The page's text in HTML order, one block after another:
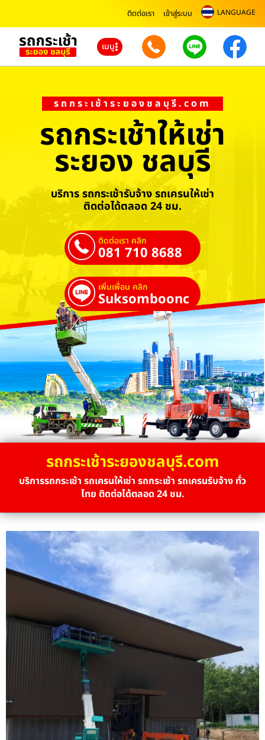
ติดต่อเรา เข้าสู่ระบบ LANGUAGE
เมนู
รถกระเช้าระยองชลบุรี.com
รถกระเช้าให้เช่า
ระยอง ชลบุรี
บริการ รถกระเช้ารับจ้าง รถเครนให้เช่า
ติดต่อได้ตลอด 24 ชม.
ติดต่อเรา คลิก
081 710 8688
เพิ่มเพื่อน คลิก
Suksombooncrane
รถกระเช้าระยองชลบุรี.com
บริการรถกระเช้า รถเครนให้เช่า รถกระเช้า รถเครนรับจ้าง ทั่ว
ไทย ติดต่อได้ตลอด 24 ชม.